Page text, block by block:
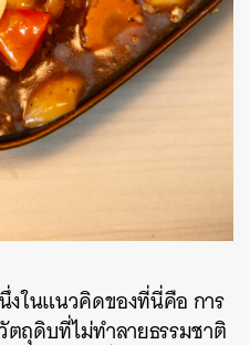
งในแนวคิดของที่นี่คือ การ
ถุดิบที่ไม่ทำลายธรรมชาติ